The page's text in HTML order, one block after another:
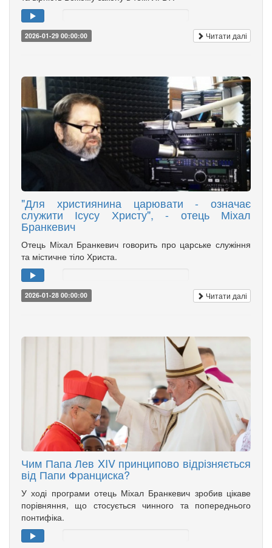
2026-01-29 00:00:00 Читати далі
"Для християнина царювати - означає
служити Ісусу Христу", - отець Міхал
Бранкевич
Отець Міхал Бранкевич говорить про царське служіння
та містичне тіло Христа.
2026-01-28 00:00:00 Читати далі
Чим Папа Лев XIV принципово відрізняється
від Папи Франциска?
У ході програми отець Міхал Бранкевич зробив цікаве
порівняння, що стосується чинного та попереднього
понтифіка.